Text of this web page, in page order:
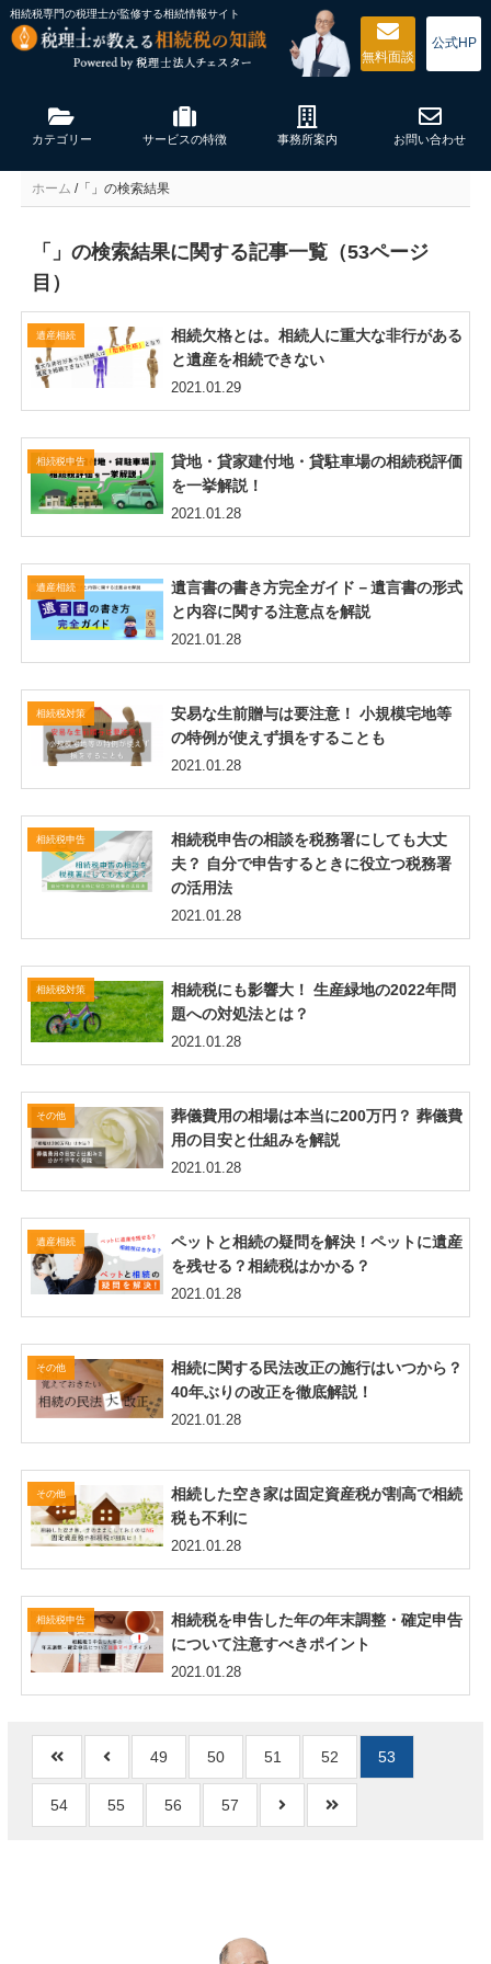
相続税専門の税理士が監修する相続情報サイト
無料面談
公式HP
カテゴリー サービスの特徴 事務所案内 お問い合わせ
ホーム /「」の検索結果
「」の検索結果に関する記事一覧（53ページ
目）
遺産相続
2021.01.29
相続欠格とは。相続人に重大な非行がある
と遺産を相続できない
相続税申告
2021.01.28
貸地・貸家建付地・貸駐車場の相続税評価
を一挙解説！
遺産相続
2021.01.28
遺言書の書き方完全ガイド－遺言書の形式
と内容に関する注意点を解説
相続税対策
2021.01.28
安易な生前贈与は要注意！ 小規模宅地等
の特例が使えず損をすることも
相続税申告
2021.01.28
相続税申告の相談を税務署にしても大丈
夫？ 自分で申告するときに役立つ税務署
の活用法
相続税対策
2021.01.28
相続税にも影響大！ 生産緑地の2022年問
題への対処法とは？
その他
2021.01.28
葬儀費用の相場は本当に200万円？ 葬儀費
用の目安と仕組みを解説
遺産相続
2021.01.28
ペットと相続の疑問を解決！ペットに遺産
を残せる？相続税はかかる？
その他
2021.01.28
相続に関する民法改正の施行はいつから？
40年ぶりの改正を徹底解説！
その他
2021.01.28
相続した空き家は固定資産税が割高で相続
税も不利に
相続税申告
2021.01.28
相続税を申告した年の年末調整・確定申告
について注意すべきポイント
49 50 51 52 53
54 55 56 57